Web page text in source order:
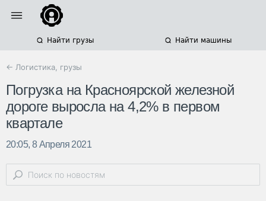
Найти грузы Найти машины
← Логистика, грузы
Погрузка на Красноярской железной
дороге выросла на 4,2% в первом
квартале
20:05, 8 Апреля 2021